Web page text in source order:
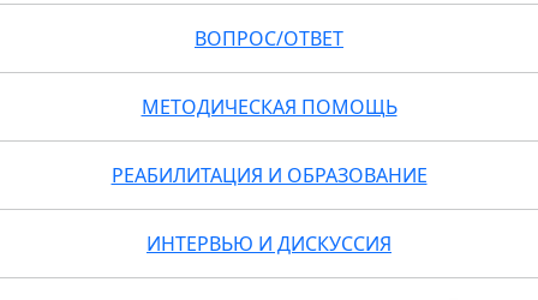
ВОПРОС/ОТВЕТ
МЕТОДИЧЕСКАЯ ПОМОЩЬ
РЕАБИЛИТАЦИЯ И ОБРАЗОВАНИЕ
ИНТЕРВЬЮ И ДИСКУССИЯ